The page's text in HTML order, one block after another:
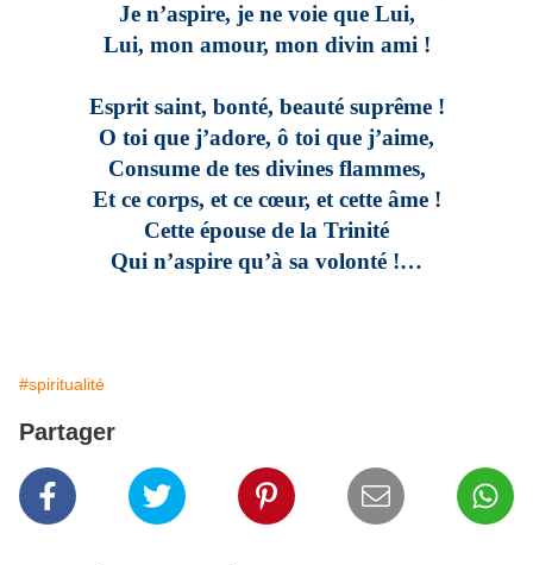
Je n’aspire, je ne voie que Lui,
Lui, mon amour, mon divin ami !
Esprit saint, bonté, beauté suprême !
O toi que j’adore, ô toi que j’aime,
Consume de tes divines flammes,
Et ce corps, et ce cœur, et cette âme !
Cette épouse de la Trinité
Qui n’aspire qu’à sa volonté !…
#spiritualité
Partager